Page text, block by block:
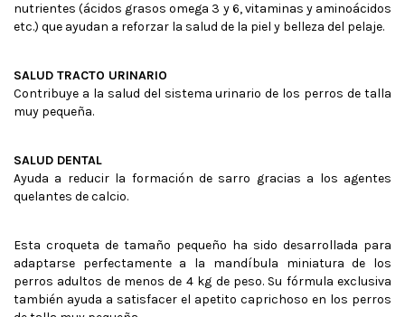
nutrientes (ácidos grasos omega 3 y 6, vitaminas y aminoácidos
etc.) que ayudan a reforzar la salud de la piel y belleza del pelaje.
SALUD TRACTO URINARIO
Contribuye a la salud del sistema urinario de los perros de talla
muy pequeña.
SALUD DENTAL
Ayuda a reducir la formación de sarro gracias a los agentes
quelantes de calcio.
Esta croqueta de tamaño pequeño ha sido desarrollada para
adaptarse perfectamente a la mandíbula miniatura de los
perros adultos de menos de 4 kg de peso. Su fórmula exclusiva
también ayuda a satisfacer el apetito caprichoso en los perros